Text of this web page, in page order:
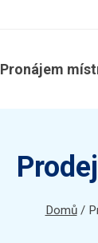
Pronájem
Domů /